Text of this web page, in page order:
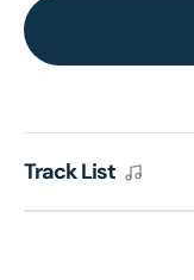
Track List